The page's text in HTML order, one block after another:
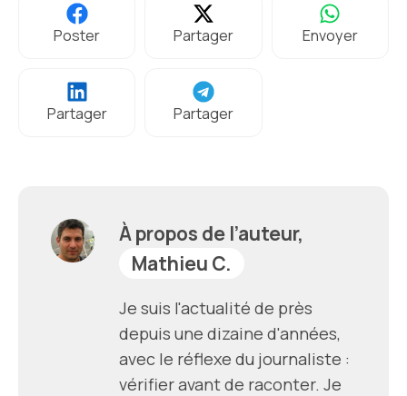
Poster Partager Envoyer
Partager Partager
À propos de l’auteur,
Mathieu C.
Je suis l'actualité de près
depuis une dizaine d'années,
avec le réflexe du journaliste :
vérifier avant de raconter. Je